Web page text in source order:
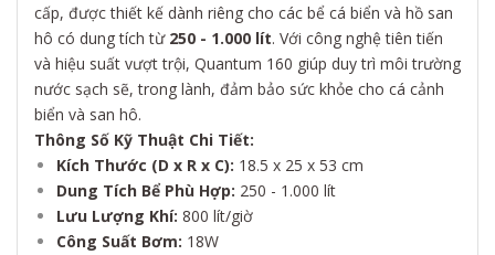
cấp, được thiết kế dành riêng cho các bể cá biển và hồ san
hô có dung tích từ 250 - 1.000 lít. Với công nghệ tiên tiến
và hiệu suất vượt trội, Quantum 160 giúp duy trì môi trường
nước sạch sẽ, trong lành, đảm bảo sức khỏe cho cá cảnh
biển và san hô.
Thông Số Kỹ Thuật Chi Tiết:
Kích Thước (D x R x C): 18.5 x 25 x 53 cm
Dung Tích Bể Phù Hợp: 250 - 1.000 lít
Lưu Lượng Khí: 800 lít/giờ
Công Suất Bơm: 18W